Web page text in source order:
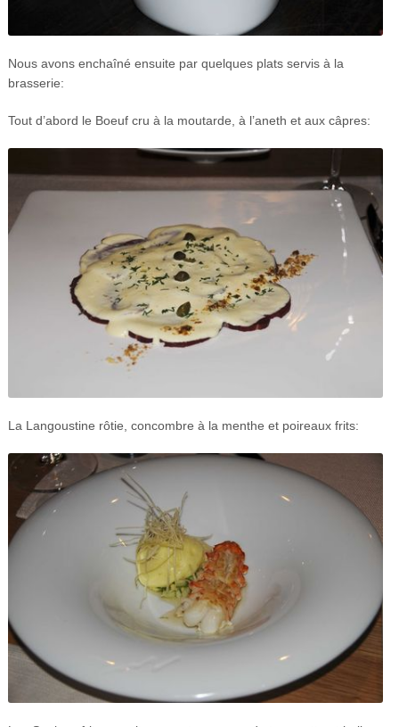
Nous avons enchaîné ensuite par quelques plats servis à la
brasserie:
Tout d’abord le Boeuf cru à la moutarde, à l’aneth et aux câpres:
La Langoustine rôtie, concombre à la menthe et poireaux frits: